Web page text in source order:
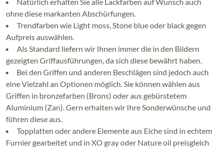
ohne diese markanten Abschürfungen.
Trendfarben wie Light moss, Stone blue oder black gegen
Aufpreis auswählen.
Als Standard liefern wir Ihnen immer die in den Bildern
gezeigten Griffausführungen, da sich diese bewährt haben.
Bei den Griffen und anderen Beschlägen sind jedoch auch
eine Vielzahl an Optionen möglich. Sie können wählen aus
Griffen in bronzefarben (Brons) oder aus gebürstetem
Aluminium (Zan). Gern erhalten wir Ihre Sonderwünsche und
führen diese aus.
Topplatten oder andere Elemente aus Eiche sind in echtem
Furnier gearbeitet und in XO gray oder Nature oil preisgleich